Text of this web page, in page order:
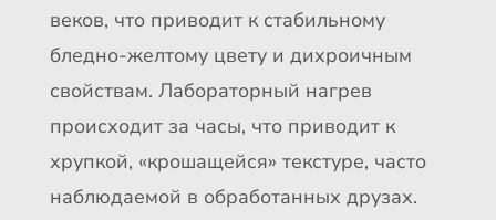
веков, что приводит к стабильному
бледно-желтому цвету и дихроичным
свойствам. Лабораторный нагрев
происходит за часы, что приводит к
хрупкой, «крошащейся» текстуре, часто
наблюдаемой в обработанных друзах.